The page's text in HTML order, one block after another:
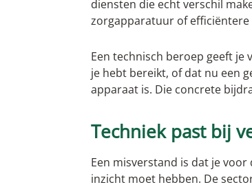
diensten die echt verschil
zorgapparatuur of
Een technisch beroep geeft je
je hebt bereikt, of dat nu een
apparaat is. Die concrete
Techniek past bij
Een misverstand is dat je
inzicht moet hebben. De